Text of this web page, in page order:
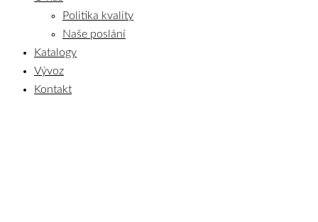
Politika kvality
Naše poslání
Katalogy
Vývoz
Kontakt